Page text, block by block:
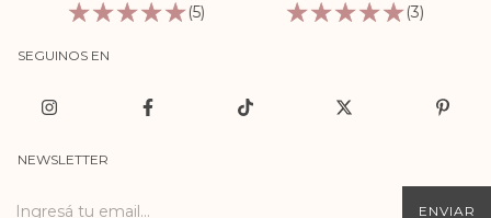
(5) (3)
SEGUINOS EN
NEWSLETTER